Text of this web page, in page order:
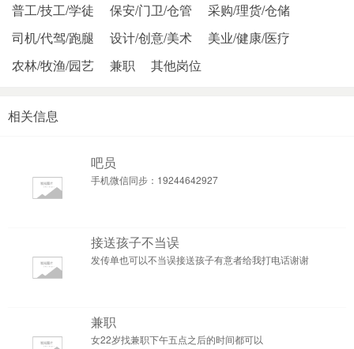
普工/技工/学徒
保安/门卫/仓管
采购/理货/仓储
司机/代驾/跑腿
设计/创意/美术
美业/健康/医疗
农林/牧渔/园艺
兼职 其他岗位
相关信息
吧员
手机微信同步：19244642927
接送孩子不当误
发传单也可以不当误接送孩子有意者给我打电话谢谢
兼职
女22岁找兼职下午五点之后的时间都可以